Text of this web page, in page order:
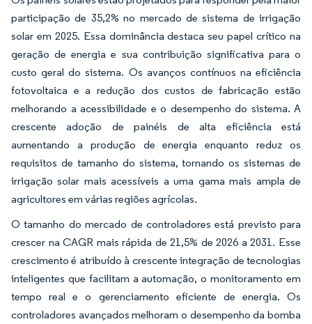
participação de 35,2% no mercado de sistema de irrigação
solar em 2025. Essa dominância destaca seu papel crítico na
geração de energia e sua contribuição significativa para o
custo geral do sistema. Os avanços contínuos na eficiência
fotovoltaica e a redução dos custos de fabricação estão
melhorando a acessibilidade e o desempenho do sistema. A
crescente adoção de painéis de alta eficiência está
aumentando a produção de energia enquanto reduz os
requisitos de tamanho do sistema, tornando os sistemas de
irrigação solar mais acessíveis a uma gama mais ampla de
agricultores em várias regiões agrícolas.
O tamanho do mercado de controladores está previsto para
crescer na CAGR mais rápida de 21,5% de 2026 a 2031. Esse
crescimento é atribuído à crescente integração de tecnologias
inteligentes que facilitam a automação, o monitoramento em
tempo real e o gerenciamento eficiente de energia. Os
controladores avançados melhoram o desempenho da bomba